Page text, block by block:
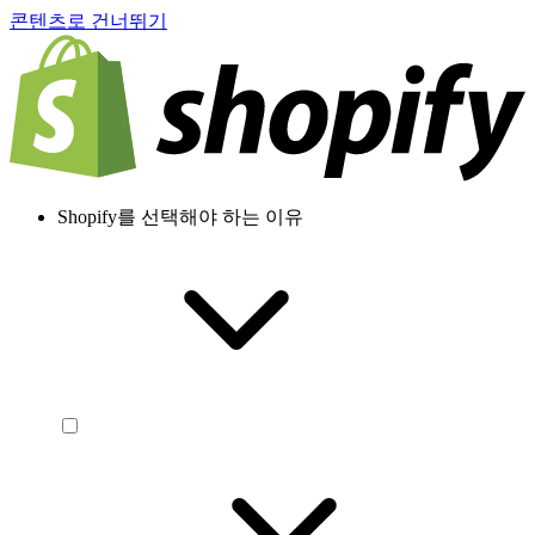
콘텐츠로 건너뛰기
Shopify를 선택해야 하는 이유